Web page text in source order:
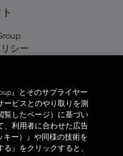
シー
リシー
ー
アプリ
』とそのサプライヤー
ービスとのやり取りを測
覧したページ）に基づい
、利用者に合わせた広告
キー）』や同様の技術を
』をクリックすると、